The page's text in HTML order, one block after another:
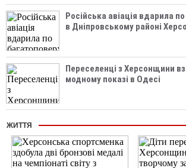
Російська авіація вдарила
в Дніпровському районі
Переселенці з Херсонщини
модному показі в Одесі
ЖИТТЯ